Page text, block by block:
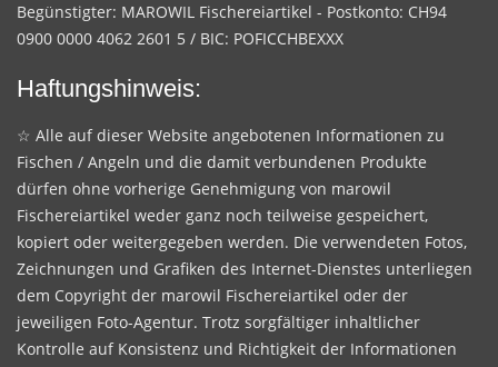
Begünstigter: MAROWIL Fischereiartikel - Postkonto: CH94
0900 0000 4062 2601 5 / BIC: POFICCHBEXXX
Haftungshinweis:
☆ Alle auf dieser Website angebotenen Informationen zu
Fischen / Angeln und die damit verbundenen Produkte
dürfen ohne vorherige Genehmigung von marowil
Fischereiartikel weder ganz noch teilweise gespeichert,
kopiert oder weitergegeben werden. Die verwendeten Fotos,
Zeichnungen und Grafiken des Internet-Dienstes unterliegen
dem Copyright der marowil Fischereiartikel oder der
jeweiligen Foto-Agentur. Trotz sorgfältiger inhaltlicher
Kontrolle auf Konsistenz und Richtigkeit der Informationen